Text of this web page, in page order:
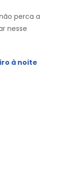
perca a
nesse
à noite